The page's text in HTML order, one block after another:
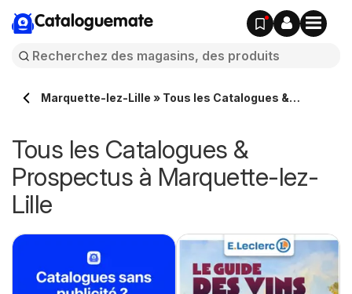
Cataloguemate
Marquette-lez-Lille » Tous les Catalogues &
Tous les Catalogues &
Prospectus à Marquette-lez-
Lille